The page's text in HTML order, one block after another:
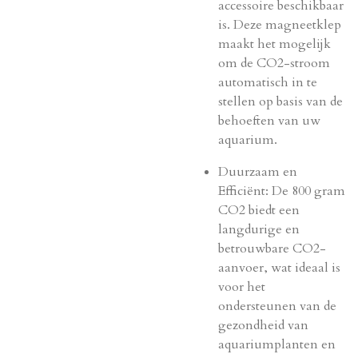
accessoire beschikbaar
is. Deze magneetklep
maakt het mogelijk
om de CO2-stroom
automatisch in te
stellen op basis van de
behoeften van uw
aquarium.
Duurzaam en
Efficiënt: De 800 gram
CO2 biedt een
langdurige en
betrouwbare CO2-
aanvoer, wat ideaal is
voor het
ondersteunen van de
gezondheid van
aquariumplanten en